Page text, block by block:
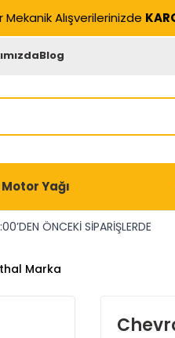
Alışverilerinizde
Blog
Motor Yağı
ÖNCEKİ SİPARİŞLERDE
Marka